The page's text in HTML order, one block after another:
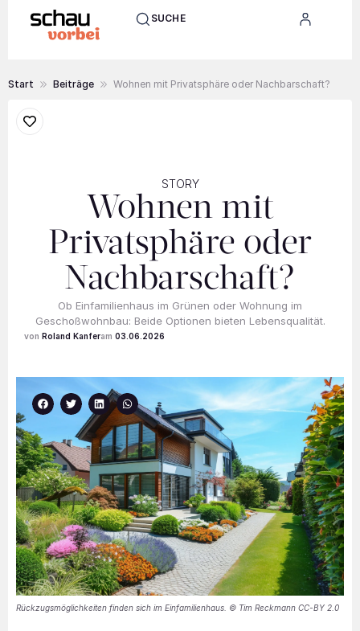
SUCHE
Start Beiträge Wohnen mit Privatsphäre oder Nachbarschaft?
STORY
Wohnen mit
Privatsphäre oder
Nachbarschaft?
Ob Einfamilienhaus im Grünen oder Wohnung im
Geschoßwohn­bau: Beide Optionen bieten Lebensqualität.
Roland Kanfer 03.06.2026
Rückzugsmöglichkeiten finden sich im Einfamilienhaus. © Tim Reckmann CC-BY 2.0